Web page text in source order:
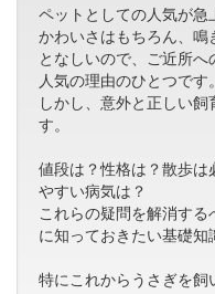
ペットとしての人気が急
かわいさはもちろん、
となしいので、ご近所
人気の理由のひとつです。
しかし、意外と正しい
す。
値段は？性格は？散歩は
やすい病気は？
これらの疑問を解消す
に知っておきたい基礎知
特にこれからうさぎを飼